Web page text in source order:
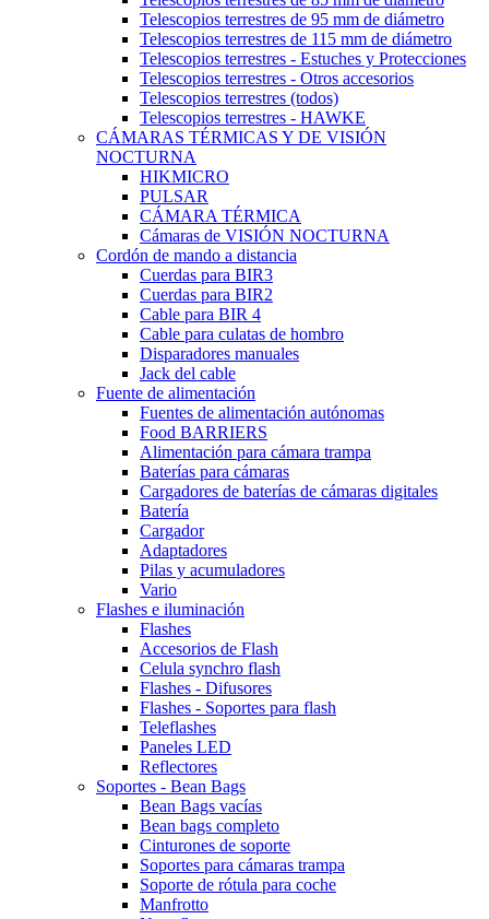
Telescopios terrestres de 95 mm de diámetro
Telescopios terrestres de 115 mm de diámetro
Telescopios terrestres - Estuches y Protecciones
Telescopios terrestres - Otros accesorios
Telescopios terrestres (todos)
Telescopios terrestres - HAWKE
CÁMARAS TÉRMICAS Y DE VISIÓN
NOCTURNA
HIKMICRO
PULSAR
CÁMARA TÉRMICA
Cámaras de VISIÓN NOCTURNA
Cordón de mando a distancia
Cuerdas para BIR3
Cuerdas para BIR2
Cable para BIR 4
Cable para culatas de hombro
Disparadores manuales
Jack del cable
Fuente de alimentación
Fuentes de alimentación autónomas
Food BARRIERS
Alimentación para cámara trampa
Baterías para cámaras
Cargadores de baterías de cámaras digitales
Batería
Cargador
Adaptadores
Pilas y acumuladores
Vario
Flashes e iluminación
Flashes
Accesorios de Flash
Celula synchro flash
Flashes - Difusores
Flashes - Soportes para flash
Teleflashes
Paneles LED
Reflectores
Soportes - Bean Bags
Bean Bags vacías
Bean bags completo
Cinturones de soporte
Soportes para cámaras trampa
Soporte de rótula para coche
Manfrotto